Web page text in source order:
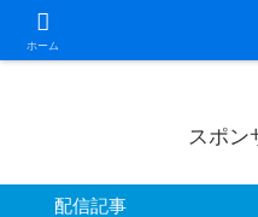
ホーム日本第一！ニュース
スポン
配信記事